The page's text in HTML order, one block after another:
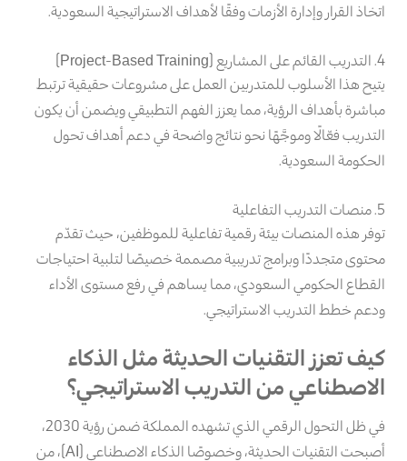
اتخاذ القرار وإدارة الأزمات وفقًا لأهداف الاستراتيجية السعودية.
4. التدريب القائم على المشاريع (Project-Based Training)
يتيح هذا الأسلوب للمتدربين العمل على مشروعات حقيقية ترتبط
مباشرة بأهداف الرؤية، مما يعزز الفهم التطبيقي ويضمن أن يكون
التدريب فعّالًا وموجَّهًا نحو نتائج واضحة في دعم أهداف تحول
الحكومة السعودية.
5. منصات التدريب التفاعلية
توفر هذه المنصات بيئة رقمية تفاعلية للموظفين، حيث تقدّم
محتوى متجددًا وبرامج تدريبية مصممة خصيصًا لتلبية احتياجات
القطاع الحكومي السعودي، مما يساهم في رفع مستوى الأداء
ودعم خطط التدريب الاستراتيجي.
كيف تعزز التقنيات الحديثة مثل الذكاء
الاصطناعي من التدريب الاستراتيجي؟
في ظل التحول الرقمي الذي تشهده المملكة ضمن رؤية 2030،
أصبحت التقنيات الحديثة، وخصوصًا الذكاء الاصطناعي (AI)، من